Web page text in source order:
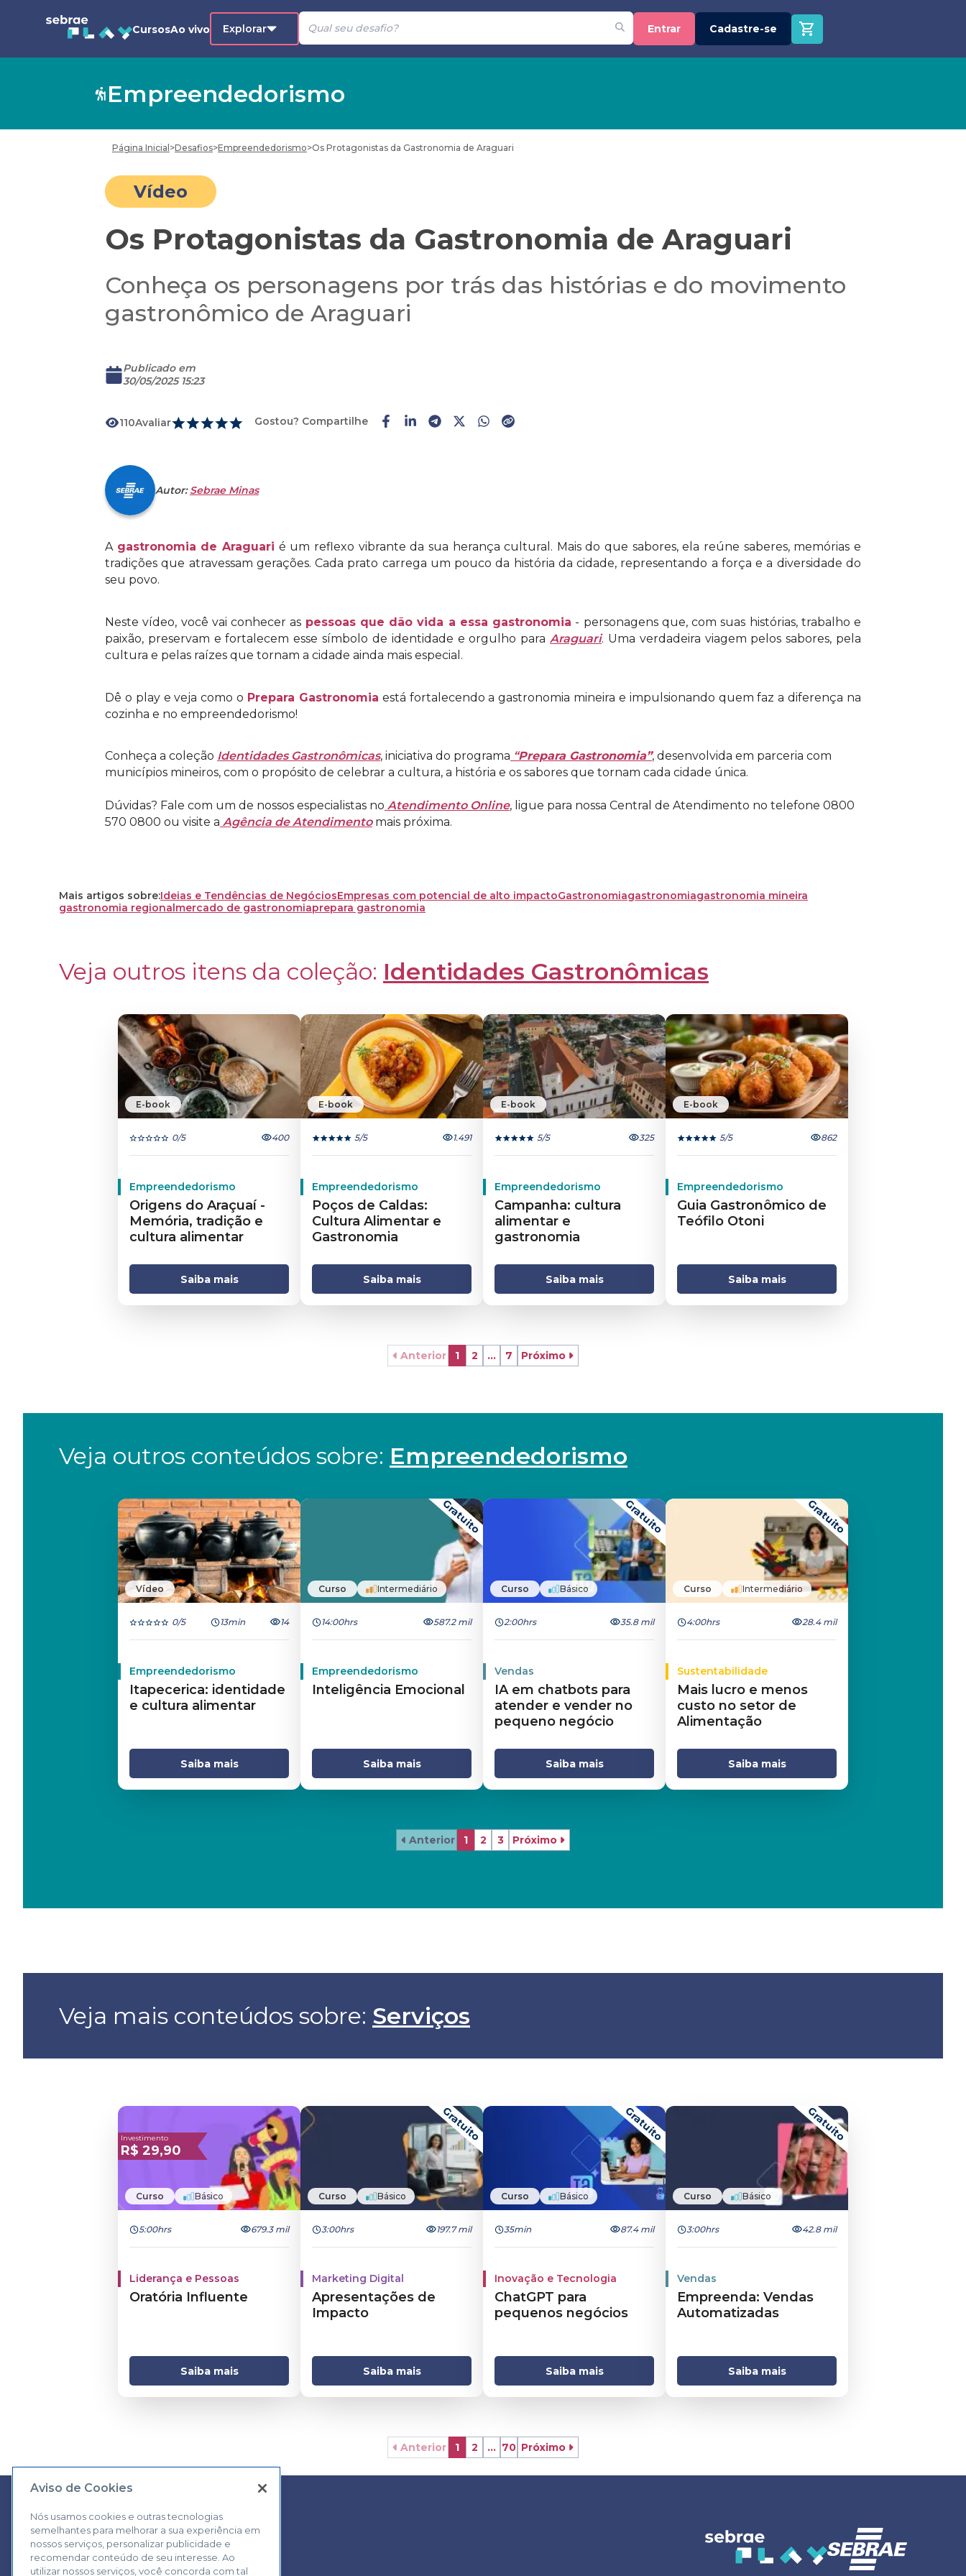
CursosAo vivo Explorar Entrar Cadastre-se
Empreendedorismo
Página Inicial >Desafios>Empreendedorismo>Os Protagonistas da Gastronomia de Araguari
Vídeo
Os Protagonistas da Gastronomia de Araguari
Conheça os personagens por trás das histórias e do movimento
gastronômico de Araguari
Publicado em
30/05/2025 15:23
110Avaliar Gostou? Compartilhe
Autor:Sebrae Minas
A gastronomia de Araguari é um reflexo vibrante da sua herança cultural. Mais do que sabores, ela reúne saberes, memórias e
tradições que atravessam gerações. Cada prato carrega um pouco da história da cidade, representando a força e a diversidade do
seu povo.
Neste vídeo, você vai conhecer as pessoas que dão vida a essa gastronomia - personagens que, com suas histórias, trabalho e
paixão, preservam e fortalecem esse símbolo de identidade e orgulho para Araguari. Uma verdadeira viagem pelos sabores, pela
cultura e pelas raízes que tornam a cidade ainda mais especial.
Dê o play e veja como o Prepara Gastronomia está fortalecendo a gastronomia mineira e impulsionando quem faz a diferença na
cozinha e no empreendedorismo!
Conheça a coleção Identidades Gastronômicas, iniciativa do programa “Prepara Gastronomia”, desenvolvida em parceria com
municípios mineiros, com o propósito de celebrar a cultura, a história e os sabores que tornam cada cidade única.
Dúvidas? Fale com um de nossos especialistas no Atendimento Online, ligue para nossa Central de Atendimento no telefone 0800
570 0800 ou visite a Agência de Atendimentomais próxima.
Mais artigos sobre:Ideias e Tendências de NegóciosEmpresas com potencial de alto impactoGastronomiagastronomiagastronomia mineira
gastronomia regionalmercado de gastronomiaprepara gastronomia
Veja outros itens da coleção: Identidades Gastronômicas
E-book
0/5 400
Empreendedorismo
Origens do Araçuaí -
Memória, tradição e
cultura alimentar
Saiba mais
E-book
5/5 1.491
Empreendedorismo
Poços de Caldas:
Cultura Alimentar e
Gastronomia
Saiba mais
E-book
5/5 325
Empreendedorismo
Campanha: cultura
alimentar e
gastronomia
Saiba mais
E-book
5/5 862
Empreendedorismo
Guia Gastronômico de
Teófilo Otoni
Saiba mais
Anterior 1 2 ... 7 Próximo
Veja outros conteúdos sobre: Empreendedorismo
Vídeo
0/5 13min 14
Empreendedorismo
Itapecerica: identidade
e cultura alimentar
Saiba mais
Gratuito
Curso Intermediário
14:00hrs 587.2 mil
Empreendedorismo
Inteligência Emocional
Saiba mais
Gratuito
Curso Básico
2:00hrs 35.8 mil
Vendas
IA em chatbots para
atender e vender no
pequeno negócio
Saiba mais
Gratuito
Curso Intermediário
4:00hrs 28.4 mil
Sustentabilidade
Mais lucro e menos
custo no setor de
Alimentação
Saiba mais
Anterior 1 2 3 Próximo
Veja mais conteúdos sobre: Serviços
Investimento
R$ 29,90
Curso Básico
5:00hrs 679.3 mil
Liderança e Pessoas
Oratória Influente
Saiba mais
Gratuito
Curso Básico
3:00hrs 197.7 mil
Marketing Digital
Apresentações de
Impacto
Saiba mais
Gratuito
Curso Básico
35min 87.4 mil
Inovação e Tecnologia
ChatGPT para
pequenos negócios
Saiba mais
Gratuito
Curso Básico
3:00hrs 42.8 mil
Vendas
Empreenda: Vendas
Automatizadas
Saiba mais
Anterior 1 2 ... 70 Próximo
Central de Atendimento:
0800 570 0800
Aviso de Cookies
Nós usamos cookies e outras tecnologias
semelhantes para melhorar a sua experiência em
nossos serviços, personalizar publicidade e
recomendar conteúdo de seu interesse. Ao
utilizar nossos serviços, você concorda com tal